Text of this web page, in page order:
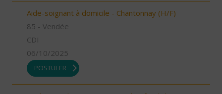
Aide-soignant à domicile - Chantonnay (H/F)
85 - Vendée
CDI
06/10/2025
POSTULER